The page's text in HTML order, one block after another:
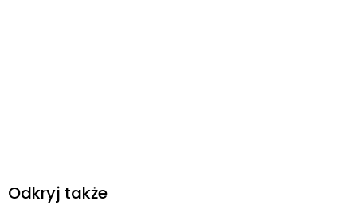
Odkryj także